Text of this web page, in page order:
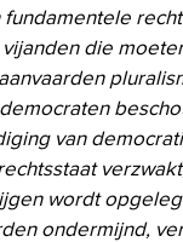
die
van
wordt
ondermijnd,